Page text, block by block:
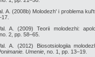
A. (2008b) Molodezh' i problema
A. (2009) Teorii molodezhi:
, no. 2, pp. 58–65.
A. (2012) Biosotsiologiia
Umenie , no. 1, pp. 13–19.